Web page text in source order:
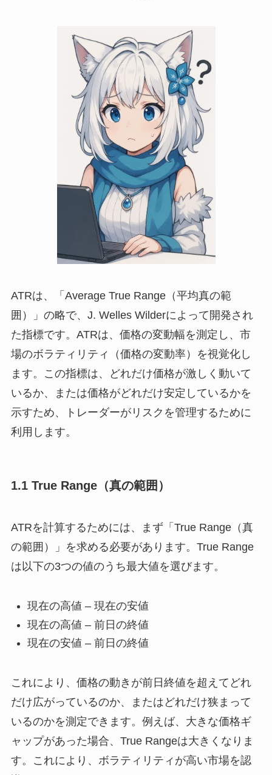
ATRは、「Average True Range（平均真の範
囲）」の略で、J. Welles Wilderによって開発され
た指標です。ATRは、価格の変動幅を測定し、市
場のボラティリティ（価格の変動率）を視覚化し
ます。この指標は、どれだけ価格が激しく動いて
いるか、または価格がどれだけ安定しているかを
示すため、トレーダーがリスクを管理するために
利用します。
1.1 True Range（真の範囲）
ATRを計算するためには、まず「True Range（真
の範囲）」を求める必要があります。True Range
は以下の3つの値のうち最大値を選びます。
現在の高値 – 現在の安値
現在の高値 – 前日の終値
現在の安値 – 前日の終値
これにより、価格の動きが前日終値を超えてどれ
だけ広がっているのか、またはどれだけ狭まって
いるのかを測定できます。例えば、大きな価格ギ
ャップがあった場合、True Rangeは大きくなりま
す。これにより、ボラティリティが高い市場を認